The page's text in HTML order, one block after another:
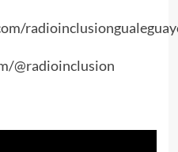
@radioinclusion